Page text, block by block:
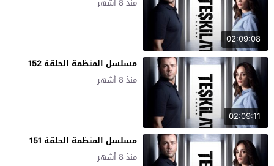
02:09:08
02:09:11
مسلسل المنظمة الحلقة 152
منذ 8 أشهر
مسلسل المنظمة الحلقة 151
منذ 8 أشهر